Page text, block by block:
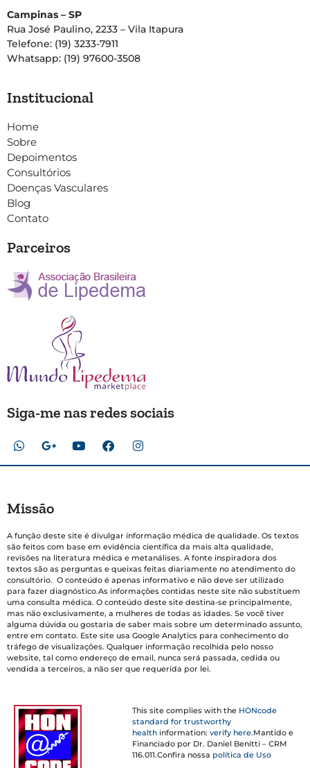
Campinas – SP
Rua José Paulino, 2233 – Vila Itapura
Telefone: (19) 3233-7911
Whatsapp: (19) 97600-3508
Institucional
Home
Sobre
Depoimentos
Consultórios
Doenças Vasculares
Blog
Contato
Parceiros
Siga-me nas redes sociais
Missão
A função deste site é divulgar informação médica de qualidade. Os textos
são feitos com base em evidência científica da mais alta qualidade,
revisões na literatura médica e metanálises. A fonte inspiradora dos
textos são as perguntas e queixas feitas diariamente no atendimento do
consultório. O conteúdo é apenas informativo e não deve ser utilizado
para fazer diagnóstico.As informações contidas neste site não substituem
uma consulta médica. O conteúdo deste site destina-se principalmente,
mas não exclusivamente, a mulheres de todas as idades. Se você tiver
alguma dúvida ou gostaria de saber mais sobre um determinado assunto,
entre em contato. Este site usa Google Analytics para conhecimento do
tráfego de visualizações. Qualquer informação recolhida pelo nosso
website, tal como endereço de email, nunca será passada, cedida ou
vendida a terceiros, a não ser que requerida por lei.
This site complies with the HONcode
standard for trustworthy
health information:verify here.Mantido e
Financiado por Dr. Daniel Benitti – CRM
116.011.Confira nossa política de Uso